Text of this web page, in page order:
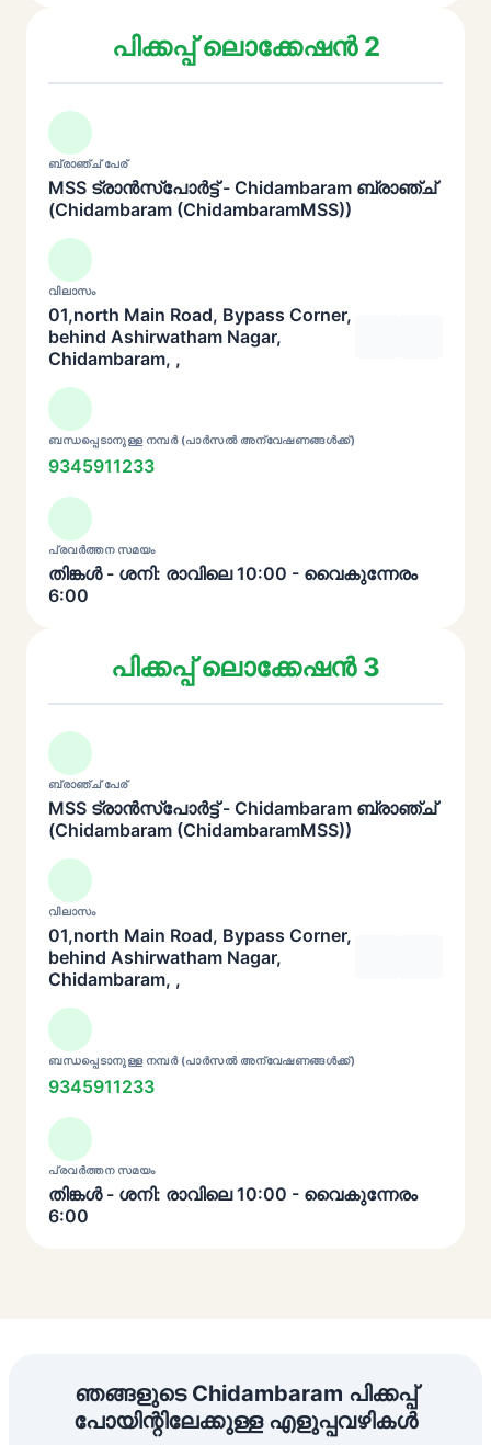
പിക്കപ്പ് ലൊക്കേഷൻ 2
ബ്രാഞ്ച് പേര്
MSS ട്രാൻസ്പോർട്ട് - Chidambaram ബ്രാഞ്ച്
(Chidambaram (ChidambaramMSS))
വിലാസം
01,north Main Road, Bypass Corner,
behind Ashirwatham Nagar,
Chidambaram, ,
ബന്ധപ്പെടാനുള്ള നമ്പർ (പാർസൽ അന്വേഷണങ്ങൾക്ക്)
9345911233
പ്രവർത്തന സമയം
തിങ്കൾ - ശനി: രാവിലെ 10:00 - വൈകുന്നേരം
6:00
പിക്കപ്പ് ലൊക്കേഷൻ 3
ബ്രാഞ്ച് പേര്
MSS ട്രാൻസ്പോർട്ട് - Chidambaram ബ്രാഞ്ച്
(Chidambaram (ChidambaramMSS))
വിലാസം
01,north Main Road, Bypass Corner,
behind Ashirwatham Nagar,
Chidambaram, ,
ബന്ധപ്പെടാനുള്ള നമ്പർ (പാർസൽ അന്വേഷണങ്ങൾക്ക്)
9345911233
പ്രവർത്തന സമയം
തിങ്കൾ - ശനി: രാവിലെ 10:00 - വൈകുന്നേരം
6:00
ഞങ്ങളുടെ Chidambaram പിക്കപ്പ്
പോയിന്റിലേക്കുള്ള എളുപ്പവഴികൾ